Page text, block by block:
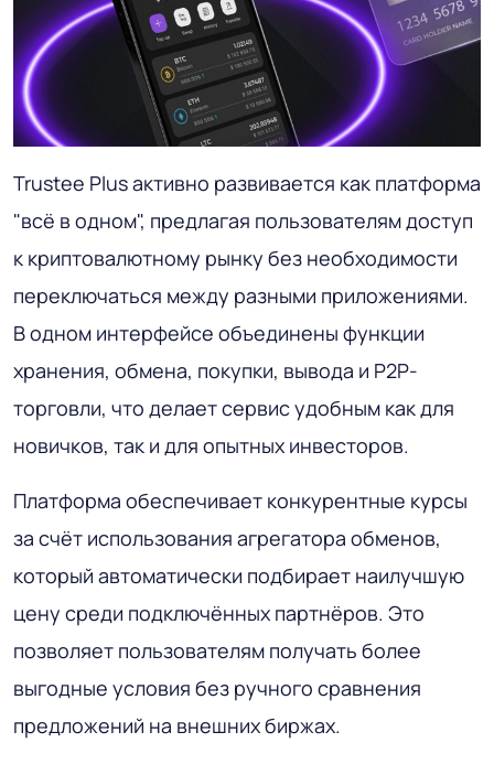
Trustee Plus активно развивается как платформа
"всё в одном", предлагая пользователям доступ
к криптовалютному рынку без необходимости
переключаться между разными приложениями.
В одном интерфейсе объединены функции
хранения, обмена, покупки, вывода и P2P-
торговли, что делает сервис удобным как для
новичков, так и для опытных инвесторов.
Платформа обеспечивает конкурентные курсы
за счёт использования агрегатора обменов,
который автоматически подбирает наилучшую
цену среди подключённых партнёров. Это
позволяет пользователям получать более
выгодные условия без ручного сравнения
предложений на внешних биржах.